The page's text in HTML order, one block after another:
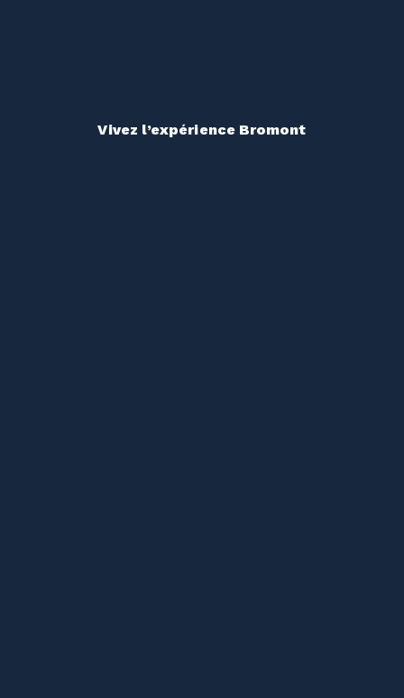
Vivez l’expérience Bromont